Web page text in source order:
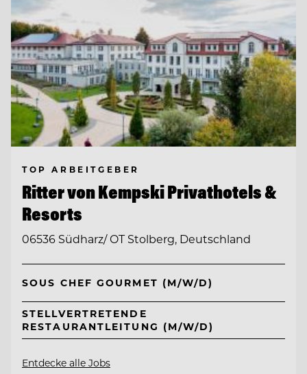
TOP ARBEITGEBER
Ritter von Kempski Privathotels &
Resorts
06536 Südharz/ OT Stolberg, Deutschland
SOUS CHEF GOURMET (M/W/D)
STELLVERTRETENDE
RESTAURANTLEITUNG (M/W/D)
Entdecke alle Jobs